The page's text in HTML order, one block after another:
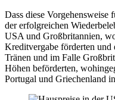
Dass diese Vorgehensweise
der erfolgreichen
USA und Großbritannien,
Kreditvergabe förderten und
Tränen und im Falle
Höhen beförderten,
Portugal und Griechenland